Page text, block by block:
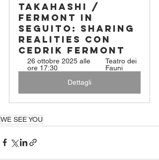
TAKAHASHI /
FERMONT in
seguito: Sharing
Realities con
Cedrik Fermont
26 ottobre 2025 alle
ore 17:30
Teatro dei
Fauni
Dettagli
WE SEE YOU